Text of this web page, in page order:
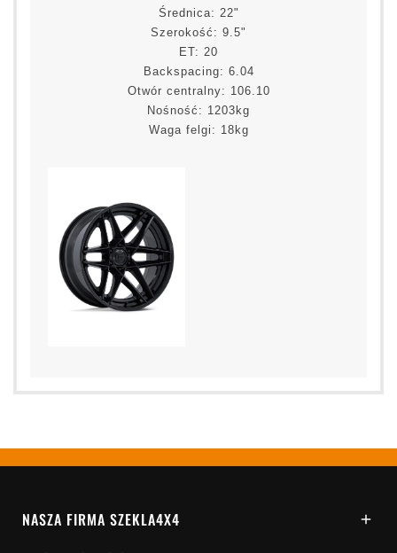
Średnica: 22"
Szerokość: 9.5"
ET: 20
Backspacing: 6.04
Otwór centralny: 106.10
Nośność: 1203kg
Waga felgi: 18kg
NASZA FIRMA SZEKLA4X4 